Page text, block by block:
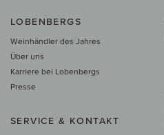
LOBENBERGS
Weinhändler des Jahres
Über uns
Karriere bei Lobenbergs
Presse
SERVICE & KONTAKT